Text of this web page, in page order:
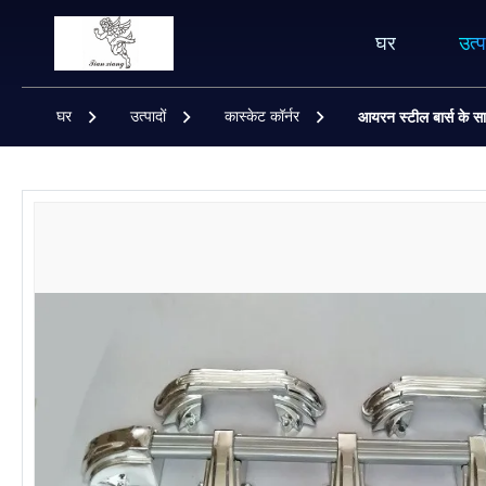
घर
घर उत्पादों कास्केट कॉर्नर आयरन स्टील बार्स के